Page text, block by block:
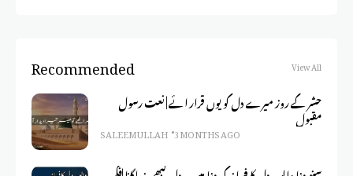
Recommended View All
حشر کے روز میرے دل کو یوں قرار ائے | نعت رسول
مقبول
SALEEM ULLAH 3 MONTHS AGO